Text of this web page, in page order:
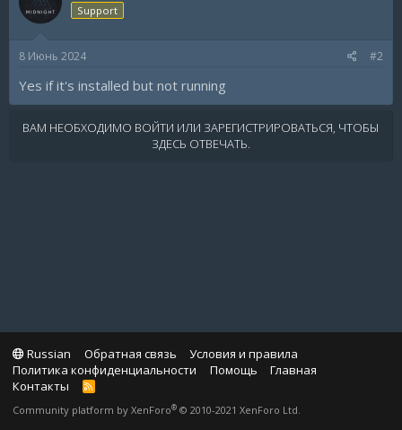
Support
8 Июнь 2024 #2
Yes if it's installed but not running
ВАМ НЕОБХОДИМО ВОЙТИ ИЛИ ЗАРЕГИСТРИРОВАТЬСЯ, ЧТОБЫ
ЗДЕСЬ ОТВЕЧАТЬ.
Russian Обратная связь
Условия и правила
Политика конфиденциальности
Помощь
Главная
Контакты
R
S
Community platform by XenForo® © 2010-2021 XenForo Ltd.